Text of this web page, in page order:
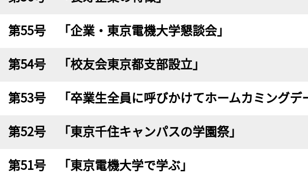
第55号 「企業・東京電機大学懇談会」
第54号 「校友会東京都支部設立」
第53号 「卒業生全員に呼びかけてホームカミングデ
第52号 「東京千住キャンパスの学園祭」
第51号 「東京電機大学で学ぶ」